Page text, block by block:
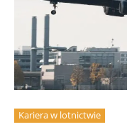
Kariera w lotnictwie